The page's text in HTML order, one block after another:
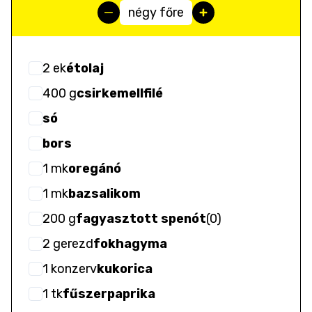
négy főre
2 ekétolaj
400 gcsirkemellfilé
só
bors
1 mkoregánó
1 mkbazsalikom
200 gfagyasztott spenót(0)
2 gerezdfokhagyma
1 konzervkukorica
1 tkfűszerpaprika